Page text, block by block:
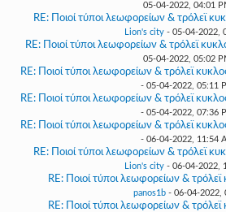
05-04-2022, 04:01
RE: Ποιοί τύποι λεωφορείων & τρόλεϊ
Lion's city - 05-04-2022,
RE: Ποιοί τύποι λεωφορείων & τρόλεϊ
05-04-2022, 05:02
RE: Ποιοί τύποι λεωφορείων & τρόλεϊ
- 05-04-2022, 05:11
RE: Ποιοί τύποι λεωφορείων & τρόλεϊ
- 05-04-2022, 07:36
RE: Ποιοί τύποι λεωφορείων & τρόλεϊ
- 06-04-2022, 11:54
RE: Ποιοί τύποι λεωφορείων & τρόλεϊ
Lion's city - 06-04-2022,
RE: Ποιοί τύποι λεωφορείων &
panos1b - 06-04-2022,
RE: Ποιοί τύποι λεωφορείων &